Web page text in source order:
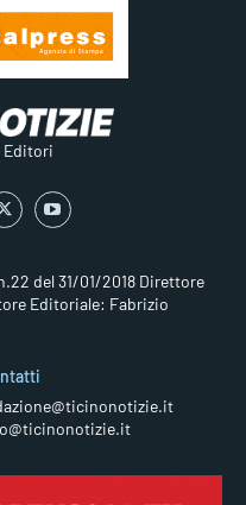
Editori
del 31/01/2018 Direttore
Editoriale: Fabrizio